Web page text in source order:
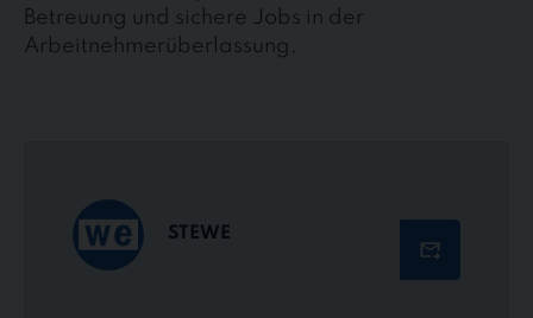
Betreuung und sichere Jobs in der
Arbeitnehmerüberlassung.
STEWE